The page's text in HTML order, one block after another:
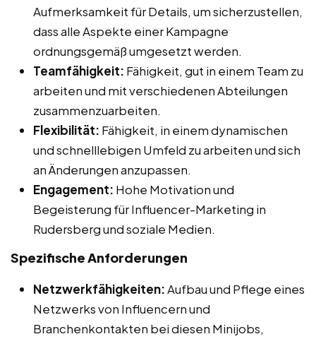
Aufmerksamkeit für Details, um sicherzustellen,
dass alle Aspekte einer Kampagne
ordnungsgemäß umgesetzt werden.
Teamfähigkeit: Fähigkeit, gut in einem Team zu
arbeiten und mit verschiedenen Abteilungen
zusammenzuarbeiten.
Flexibilität: Fähigkeit, in einem dynamischen
und schnelllebigen Umfeld zu arbeiten und sich
an Änderungen anzupassen.
Engagement: Hohe Motivation und
Begeisterung für Influencer-Marketing in
Rudersberg und soziale Medien.
Spezifische Anforderungen
Netzwerkfähigkeiten:Aufbau und Pflege eines
Netzwerks von Influencern und
Branchenkontakten bei diesen Minijobs,